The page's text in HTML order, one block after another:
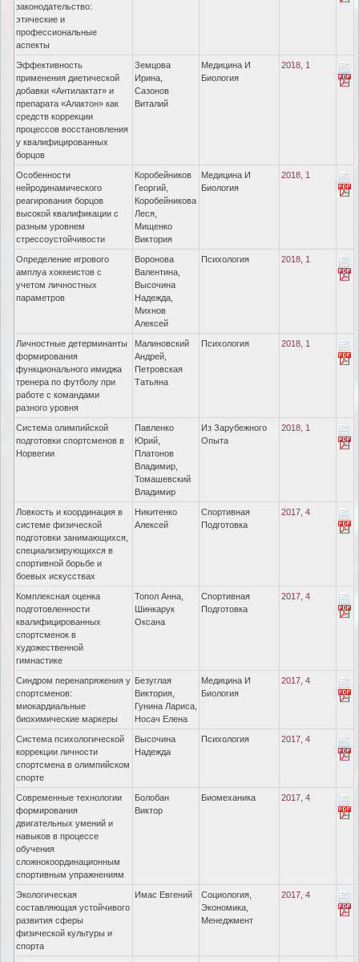
законодательство:
этические и
профессиональные
аспекты
Эффективность
применения диетической
добавки «Антилактат» и
препарата «Алактон» как
средств коррекции
процессов восстановления
у квалифицированных
борцов
Земцова
Ирина,
Сазонов
Виталий
Медицина И
Биология
2018, 1
Особенности
нейродинамического
реагирования борцов
высокой квалификации с
разным уровнем
стрессоустойчивости
Коробейников
Георгий,
Коробейникова
Леся,
Мищенко
Виктория
Медицина И
Биология
2018, 1
Определение игрового
амплуа хоккеистов с
учетом личностных
параметров
Воронова
Валентина,
Высочина
Надежда,
Михнов
Алексей
Психология 2018, 1
Личностные детерминанты
формирования
функционального имиджа
тренера по футболу при
работе с командами
разного уровня
Малиновский
Андрей,
Петровская
Татьяна
Психология 2018, 1
Система олимпийской
подготовки спортсменов в
Норвегии
Павленко
Юрий,
Платонов
Владимир,
Томашевский
Владимир
Из Зарубежного
Опыта
2018, 1
Ловкость и координация в
системе физической
подготовки занимающихся,
специализирующихся в
спортивной борьбе и
боевых искусствах
Никитенко
Алексей
Спортивная
Подготовка
2017, 4
Комплексная оценка
подготовленности
квалифицированных
спортсменок в
художественной
гимнастике
Топол Анна,
Шинкарук
Оксана
Спортивная
Подготовка
2017, 4
Синдром перенапряжения у
спортсменов:
миокардиальные
биохимические маркеры
Безуглая
Виктория,
Гунина Лариса,
Носач Елена
Медицина И
Биология
2017, 4
Система психологической
коррекции личности
спортсмена в олимпийском
спорте
Высочина
Надежда
Психология 2017, 4
Современные технологии
формирования
двигательных умений и
навыков в процессе
обучения
сложнокоординационным
спортивным упражнениям
Болобан
Виктор
Биомеханика 2017, 4
Экологическая
составляющая устойчивого
развития сферы
физической культуры и
спорта
Имас Евгений
Социология,
Экономика,
Менеджмент
2017, 4